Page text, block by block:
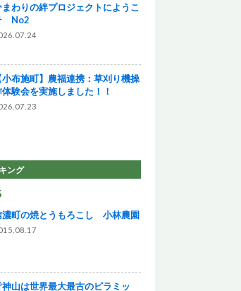
まわりの絆プロジェクトにようこ
No2
小布施町】農福連携：草刈り機操
体験会を実施しました！！
ング
濃町の焼とうもろこし 小林農園
神山は世界最大最古のピラミッ